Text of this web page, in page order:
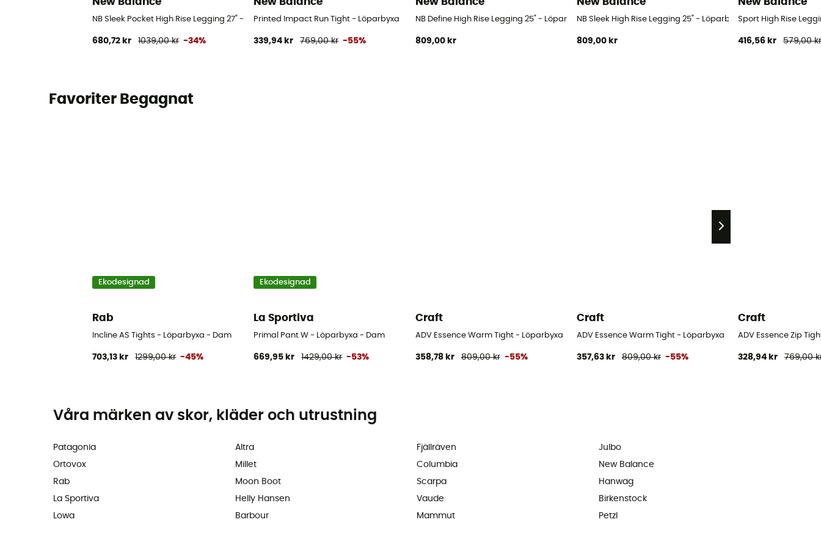
NB Sleek Pocket High Rise Legging 27" - Löparbyxa - Dam
680,72 kr 1039,00 kr -34%
Printed Impact Run Tight - Löparbyxa
339,94 kr 769,00 kr -55%
NB Define High Rise Legging 25" - Löparbyxa - Dam
809,00 kr
NB Sleek High Rise Legging 25" - Löparbyxa - Dam
809,00 kr
Sport High Rise
416,56 kr 579,00
Favoriter Begagnat
Ekodesignad
Rab
Incline AS Tights - Löparbyxa - Dam
703,13 kr 1299,00 kr -45%
Ekodesignad
La Sportiva
Primal Pant W - Löparbyxa - Dam
669,95 kr 1429,00 kr -53%
Craft
ADV Essence Warm Tight - Löparbyxa
358,78 kr 809,00 kr -55%
Craft
ADV Essence Warm Tight - Löparbyxa
357,63 kr 809,00 kr -55%
Craft
ADV Essence Zip
328,94 kr 769,00
Våra märken av skor, kläder och utrustning
Patagonia
Ortovox
Rab
La Sportiva
Lowa
Altra
Millet
Moon Boot
Helly Hansen
Barbour
Fjällräven
Columbia
Scarpa
Vaude
Mammut
Julbo
New Balance
Hanwag
Birkenstock
Petzl